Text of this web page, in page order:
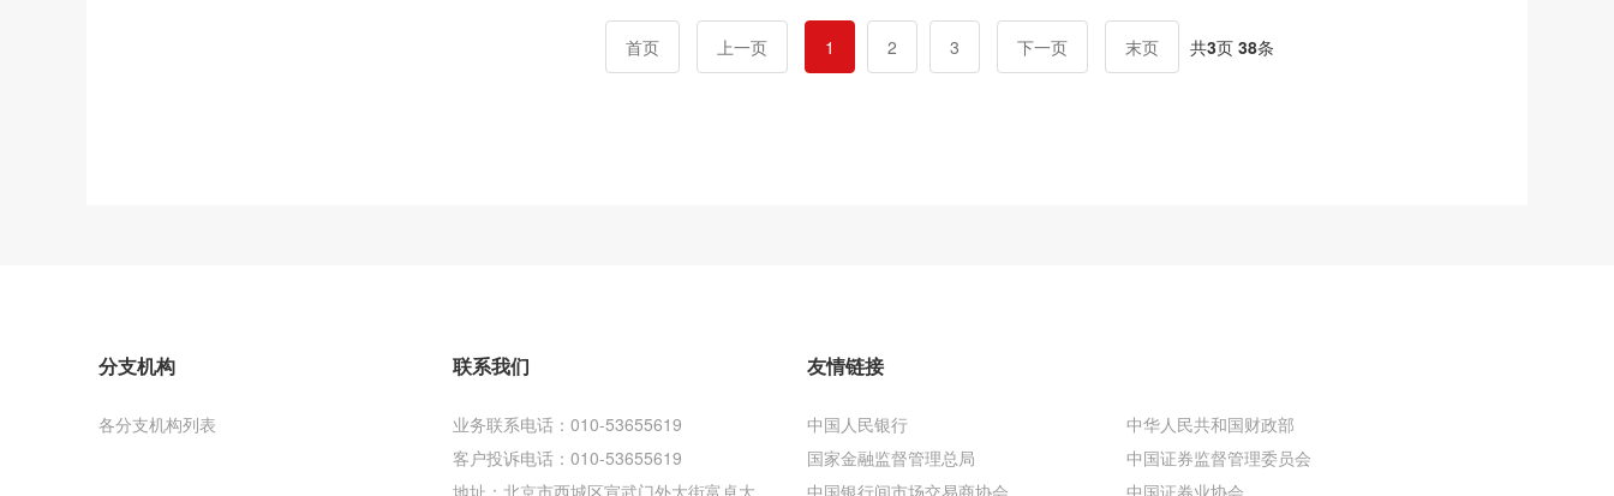
首页 上一页 1 2 3 下一页 末页 共3页38条
分支机构
各分支机构列表
联系我们
业务联系电话：010-53655619
客户投诉电话：010-53655619
地址：北京市西城区宣武门外大街富卓大
友情链接
中国人民银行
中华人民共和国财政部
国家金融监督管理总局
中国证券监督管理委员会
中国银行间市场交易商协会
中国证券业协会